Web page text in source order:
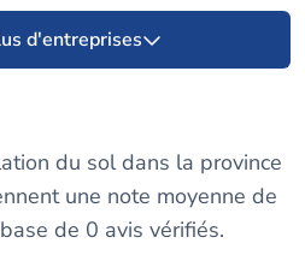
d'entreprises
du sol dans la province
une note moyenne de
de 0 avis vérifiés.